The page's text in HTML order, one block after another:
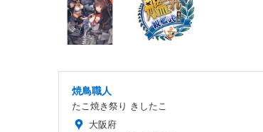
焼鳥職人
たこ焼き祭り きしたこ
大阪府